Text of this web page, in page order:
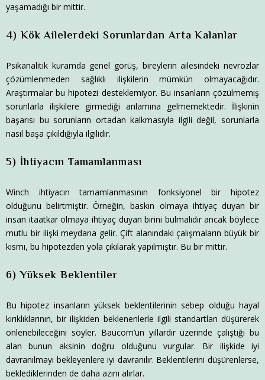
yaşamadığı bir mittir.
4) Kök Ailelerdeki Sorunlardan Arta Kalanlar
Psikanalitik kuramda genel görüş, bireylerin ailesindeki nevrozlar
çözümlenmeden sağlıklı ilişkilerin mümkün olmayacağıdır.
Araştırmalar bu hipotezi desteklemiyor. Bu insanların çözülmemiş
sorunlarla ilişkilere girmediği anlamına gelmemektedir. İlişkinin
başarısı bu sorunların ortadan kalkmasıyla ilgili değil, sorunlarla
nasıl başa çıkıldığıyla ilgilidir.
5) İhtiyacın Tamamlanması
Winch ihtiyacın tamamlanmasının fonksiyonel bir hipotez
olduğunu belirtmiştir. Örneğin, baskın olmaya ihtiyaç duyan bir
insan itaatkar olmaya ihtiyaç duyan birini bulmalıdır ancak böylece
mutlu bir ilişki meydana gelir. Çift alanındaki çalışmaların büyük bir
kısmı, bu hipotezden yola çıkılarak yapılmıştır. Bu bir mittir.
6) Yüksek Beklentiler
Bu hipotez insanların yüksek beklentilerinin sebep olduğu hayal
kırıklıklarının, bir ilişkiden beklenenlerle ilgili standartları düşürerek
önlenebileceğini söyler. Baucom’un yıllardır üzerinde çalıştığı bu
alan bunun aksinin doğru olduğunu vurgular. Bir ilişkide iyi
davranılmayı bekleyenlere iyi davranılır. Beklentilerini düşürenlerse,
beklediklerinden de daha azını alırlar.